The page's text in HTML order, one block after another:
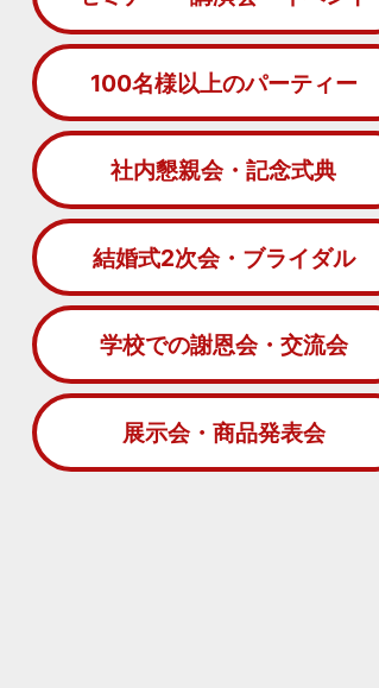
100名様以上のパーティー
社内懇親会・記念式典
結婚式2次会・ブライダル
学校での謝恩会・交流会
展示会・商品発表会